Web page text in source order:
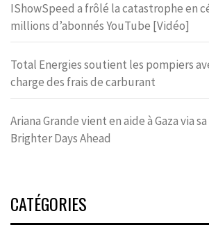
IShowSpeed a frôlé la catastrophe en
millions d’abonnés YouTube [Vidéo]
Total Energies soutient les pompiers
charge des frais de carburant
Ariana Grande vient en aide à Gaza via
Brighter Days Ahead
CATÉGORIES